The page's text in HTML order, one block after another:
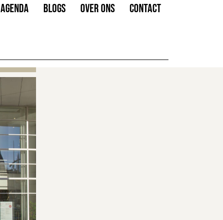
AGENDA BLOGS OVER ONS CONTACT